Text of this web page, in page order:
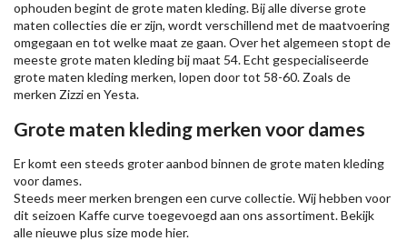
ophouden begint de grote maten kleding. Bij alle diverse grote
maten collecties die er zijn, wordt verschillend met de maatvoering
omgegaan en tot welke maat ze gaan. Over het algemeen stopt de
meeste grote maten kleding bij maat 54. Echt gespecialiseerde
grote maten kleding merken, lopen door tot 58-60. Zoals de
merken Zizzien Yesta.
Grote maten kleding merken voor dames
Er komt een steeds groter aanbod binnen de grote maten kleding
voor dames.
Steeds meer merken brengen een curve collectie. Wij hebben voor
dit seizoen Kaffecurve toegevoegd aan ons assortiment. Bekijk
alle nieuweplus size modehier.